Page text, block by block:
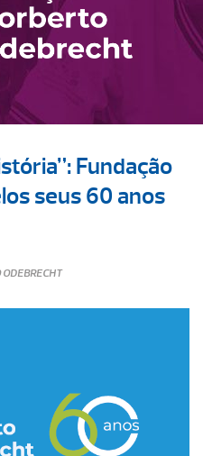
Fundação
seus 60 anos
ODEBRECHT